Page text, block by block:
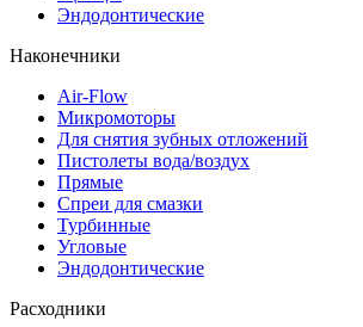
Эндодонтические
Наконечники
Air-Flow
Микромоторы
Для снятия зубных отложений
Пистолеты вода/воздух
Прямые
Спреи для смазки
Турбинные
Угловые
Эндодонтические
Расходники